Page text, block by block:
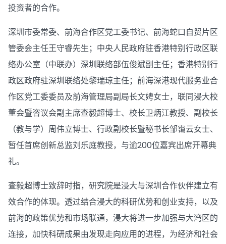
投资者的合作。
深圳市委常委、前海合作区党工委书记、前海蛇口自贸片区
管委会主任王守睿先生；中央人民政府驻香港特别行政区联
络办公室（中联办）深圳联络部伍俊斌副主任；香港特别行
政区政府驻深圳联络处黎瑞琼主任；前海深港现代服务业合
作区党工委委员及前海管理局副局长文娉女士，联同浸大校
董会暨咨议会副主席查毅超博士、校长卫炳江教授、副校长
（教与学）周伟立博士、行政副校长暨秘书长邹霭云女士、
暂任首席创新总监刘乐庭教授，与逾200位嘉宾出席开幕典
礼。
查毅超博士致辞时指，研究院是浸大与深圳合作伙伴建立有
效合作的体现。透过结合浸大的科研优势和创业支持，以及
前海的政策优势和市场联通，浸大将进一步加强与大湾区的
连接，加快科研成果由发现走向应用的进程，为经济和社会